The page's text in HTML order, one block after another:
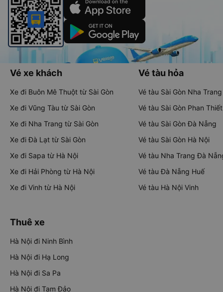
Vé xe khách
Xe đi Buôn Mê Thuột từ Sài Gòn
Xe đi Vũng Tàu từ Sài Gòn
Xe đi Nha Trang từ Sài Gòn
Xe đi Đà Lạt từ Sài Gòn
Xe đi Sapa từ Hà Nội
Xe đi Hải Phòng từ Hà Nội
Xe đi Vinh từ Hà Nội
Vé tàu hỏa
Vé tàu Sài Gòn Nha Trang
Vé tàu Sài Gòn Phan Thiết
Vé tàu Sài Gòn Đà Nẵng
Vé tàu Sài Gòn Hà Nội
Vé tàu Nha Trang Đà
Vé tàu Đà Nẵng Huế
Vé tàu Hà Nội Vinh
Thuê xe
Hà Nội đi Ninh Bình
Hà Nội đi Hạ Long
Hà Nội đi Sa Pa
Hà Nội đi Tam Đảo